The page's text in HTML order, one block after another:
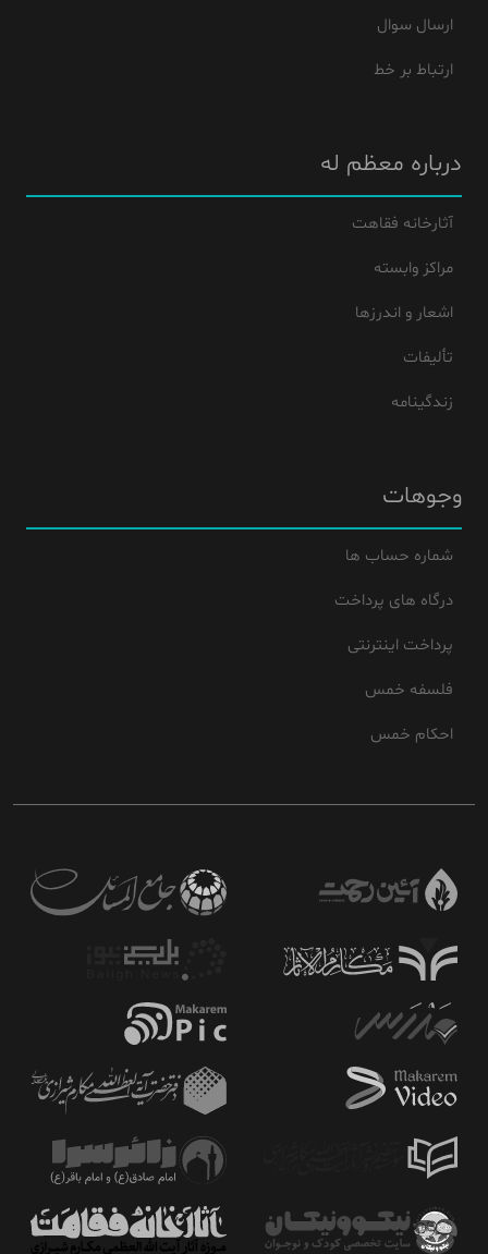
ارسال سوال
ارتباط بر خط
درباره معظم له
آثارخانه فقاهت
مراکز وابسته
اشعار و اندرزها
تألیفات
زندگینامه
وجوهات
شماره حساب ها
درگاه های پرداخت
پرداخت اینترنتی
فلسفه خمس
احکام خمس